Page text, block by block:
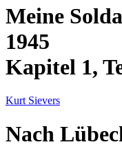
Meine
1945
Kapitel 1,
Kurt Sievers
Nach